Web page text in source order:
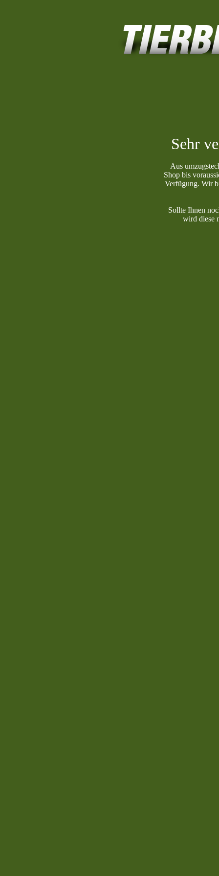
Sehr
Aus
Shop bis
Verfügung. Wir
Sollte Ihnen
wird diese